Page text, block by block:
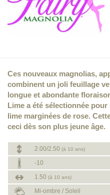
Ces nouveaux magnolias,
combinent un joli feuillage
longue et abondante
Lime a été sélectionnée
lime marginées de rose.
ceci dès son plus jeune âge.
2.00/2.50 (à 10 ans)
-10
1.50 (à 10 ans)
Mi-ombre / Soleil